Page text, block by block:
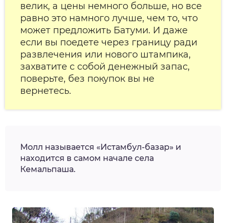
велик, а цены немного больше, но все
равно это намного лучше, чем то, что
может предложить Батуми. И даже
если вы поедете через границу ради
развлечения или нового штампика,
захватите с собой денежный запас,
поверьте, без покупок вы не
вернетесь.
Молл называется «Истамбул-базар» и
находится в самом начале села
Кемальпаша.